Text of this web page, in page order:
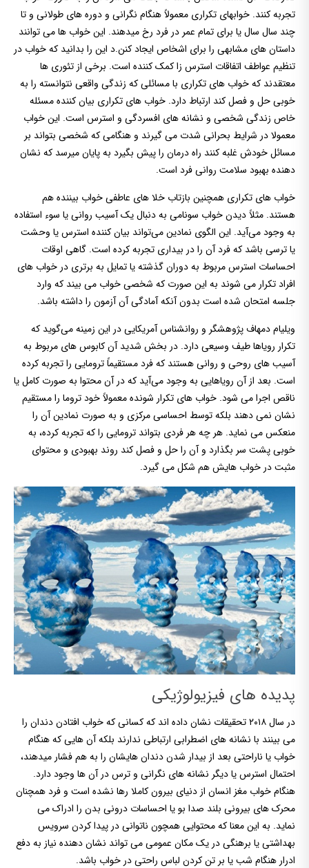
تجربه کنند. خوابهای تکراری معمولاً هنگام نگرانی و دوره های طولانی و تا
چند سال سال یا برای تمام عمر در فرد رخ میدهند. این خواب ها می توانند
داستان های مشابهی را برای اشخاص ایجاد کنن.د این را بدانید که خواب در
تنظیم عواطف اتفاقات استرس زا کمک کننده است. برخی از تئوری ها
معتقدند که خواب های تکراری با مسائلی که زندگی واقعی نتوانسته را به
خوبی حل و فصل کند ارتباط دارد. خواب های تکراری بیان کننده مسئله
خاص زندگی شخصی و نشانه های افسردگی و استرس است. این خواب
معمولا در شرایط بحرانی شدت می گیرند و هنگامی که شخصی بتواند بر
مسائل خودش غلبه کنند راه درمان را پیش بگیرد به پایان میرسد که نشان
دهنده بهبود سلامت روانی فرد است.
خواب های تکراری همچنین بازتاب خلا های عاطفی خواب بیننده هم
هستند. مثلاً دیدن خواب سونامی به دنبال یک آسیب روانی یا سوء استفاده
به وجود می‌آید. این الگوی نمادین می‌تواند بیان کننده استرس یا وحشت
یا ترسی باشد که فرد آن را در بیداری تجربه کرده است. گاهی اوقات
احساسات استرس مربوط به دوران گذشته یا تمایل به برتری در خواب های
افراد تکرار می شوند به این صورت که شخصی خواب می بیند که وارد
جلسه امتحان شده است بدون آنکه آمادگی آن آزمون را داشته باشد.
ویلیام دمهاف پژوهشگر و روانشناس آمریکایی در این زمینه می‌گوید که
تکرار رویاها طیف وسیعی دارد. در بخش شدید آن کابوس های مربوط به
آسیب های روحی و روانی هستند که فرد مستقیماً ترومایی را تجربه کرده
است. بعد از آن رویاهایی به وجود می‌آید که در آن محتوا به صورت کامل یا
ناقص اجرا می شود. خواب های تکرار شونده معمولاً خود تروما را مستقیم
نشان نمی دهند بلکه توسط احساسی مرکزی و به صورت نمادین آن را
منعکس می نماید. هر چه هر فردی بتواند ترومایی را که تجربه کرده، به
خوبی پشت سر بگذارد و آن را حل و فصل کند روند بهبودی و محتوای
مثبت در خواب هایش هم شکل می گیرد.
پدیده های فیزیولوژیکی
در سال ۲۰۱۸ تحقیقات نشان داده اند که کسانی که خواب افتادن دندان را
می بینند با نشانه های اضطرابی ارتباطی ندارند بلکه آن هایی که هنگام
خواب یا ناراحتی بعد از بیدار شدن دندان هایشان را به هم فشار میدهند،
احتمال استرس یا دیگر نشانه های نگرانی و ترس در آن ها وجود دارد.
هنگام خواب مغز انسان از دنیای بیرون کاملا رها نشده است و فرد همچنان
محرک های بیرونی بلند صدا بو یا احساسات درونی بدن را ادراک می
نماید. به این معنا که محتوایی همچون ناتوانی در پیدا کردن سرویس
بهداشتی یا برهنگی در یک مکان عمومی می تواند نشان دهنده نیاز به دفع
ادرار هنگام شب یا بر تن کردن لباس راحتی در خواب باشد.